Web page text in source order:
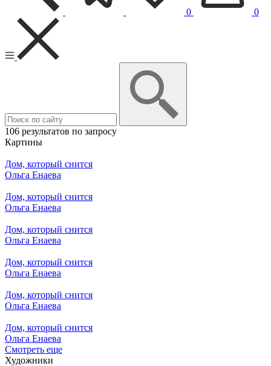
0 0
106 результатов по запросу
Картины
Дом, который снится
Ольга Енаева
Дом, который снится
Ольга Енаева
Дом, который снится
Ольга Енаева
Дом, который снится
Ольга Енаева
Дом, который снится
Ольга Енаева
Дом, который снится
Ольга Енаева
Смотреть еще
Художники